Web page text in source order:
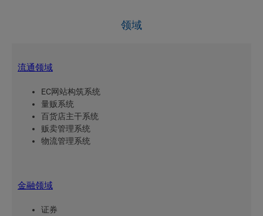
领域
流通领域
EC网站构筑系统
量贩系统
百货店主干系统
贩卖管理系统
物流管理系统
金融领域
证券